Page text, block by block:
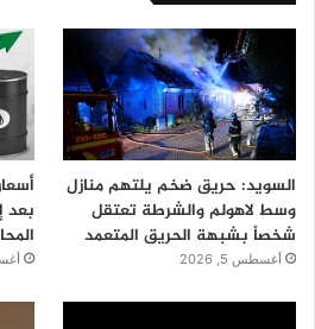
السويد: حريق ضخم يلتهم منازل
وسط لاهولم والشرطة تعتقل
شخصاً بشبهة الحريق المتعمد
أغسطس 5, 2026
بعد